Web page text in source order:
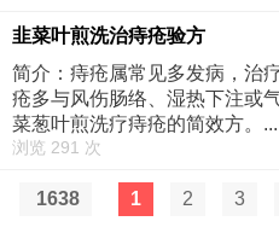
韭菜叶煎洗治痔疮验方
简介：痔疮属常见多发病，治
疮多与风伤肠络、湿热下注或
菜葱叶煎洗疗痔疮的简效方。...
浏览 291 次
1638 1 2 3